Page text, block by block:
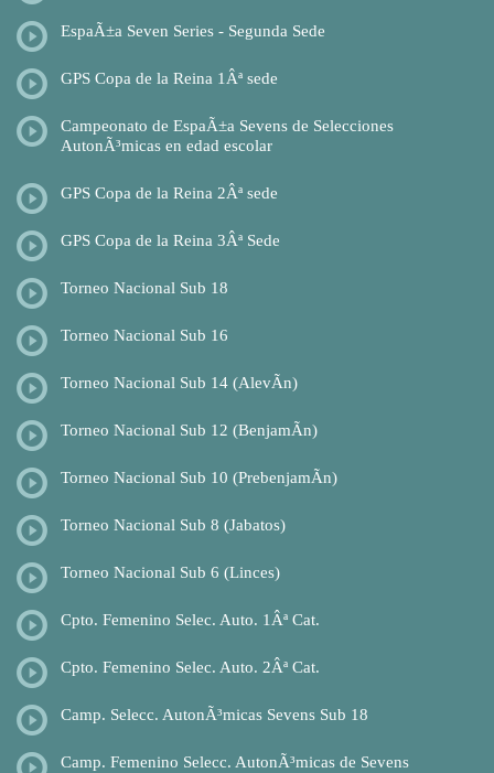
EspaÃ±a Seven Series - Segunda Sede
GPS Copa de la Reina 1Âª sede
Campeonato de EspaÃ±a Sevens de Selecciones
AutonÃ³micas en edad escolar
GPS Copa de la Reina 2Âª sede
GPS Copa de la Reina 3Âª Sede
Torneo Nacional Sub 18
Torneo Nacional Sub 16
Torneo Nacional Sub 14 (AlevÃ­n)
Torneo Nacional Sub 12 (BenjamÃ­n)
Torneo Nacional Sub 10 (PrebenjamÃ­n)
Torneo Nacional Sub 8 (Jabatos)
Torneo Nacional Sub 6 (Linces)
Cpto. Femenino Selec. Auto. 1Âª Cat.
Cpto. Femenino Selec. Auto. 2Âª Cat.
Camp. Selecc. AutonÃ³micas Sevens Sub 18
Camp. Femenino Selecc. AutonÃ³micas de Sevens